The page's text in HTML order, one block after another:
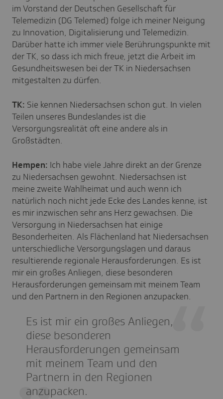
im Vorstand der Deutschen Gesellschaft für
Telemedizin (DG Telemed) folge ich meiner Neigung
zu Innovation, Digitalisierung und Telemedizin.
Darüber hatte ich immer viele Berührungspunkte mit
der TK, so dass ich mich freue, jetzt die Arbeit im
Gesundheitswesen bei der TK in Niedersachsen
mitgestalten zu dürfen.
TK: Sie kennen Niedersachsen schon gut. In vielen
Teilen unseres Bundeslandes ist die
Versorgungsrealität oft eine andere als in
Großstädten.
Hempen: Ich habe viele Jahre direkt an der Grenze
zu Niedersachsen gewohnt. Niedersachsen ist
meine zweite Wahlheimat und auch wenn ich
natürlich noch nicht jede Ecke des Landes kenne, ist
es mir inzwischen sehr ans Herz gewachsen. Die
Versorgung in Niedersachsen hat einige
Besonderheiten. Als Flächenland hat Niedersachsen
unterschiedliche Versorgungslagen und daraus
resultierende regionale Herausforderungen. Es ist
mir ein großes Anliegen, diese besonderen
Herausforderungen gemeinsam mit meinem Team
und den Partnern in den Regionen anzupacken.
Es ist mir ein großes Anliegen,
diese besonderen
Herausforderungen gemeinsam
mit meinem Team und den
Partnern in den Regionen
anzupacken.